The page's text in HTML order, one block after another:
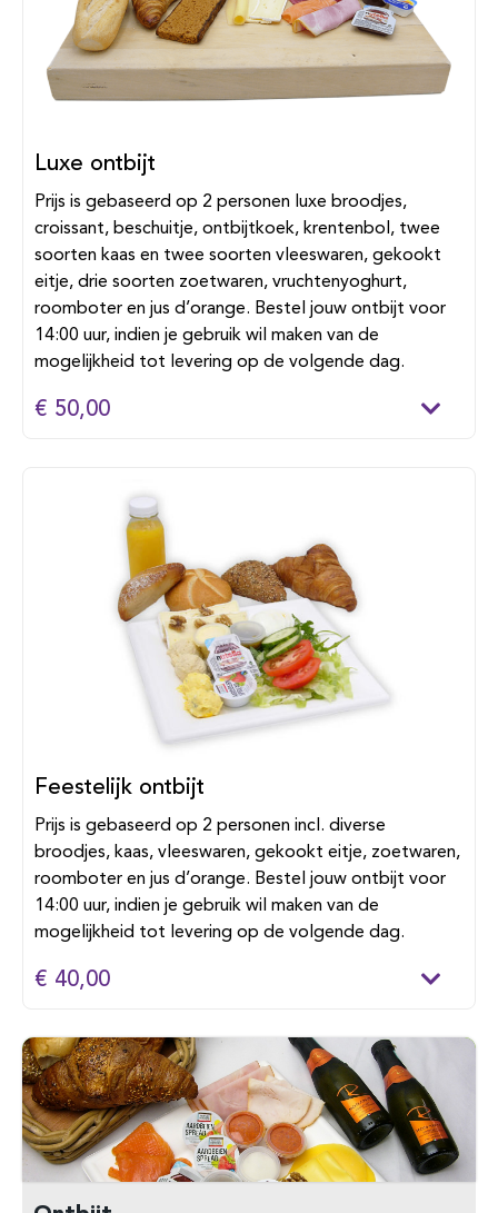
Luxe ontbijt
Prijs is gebaseerd op 2 personen luxe broodjes,
croissant, beschuitje, ontbijtkoek, krentenbol, twee
soorten kaas en twee soorten vleeswaren, gekookt
eitje, drie soorten zoetwaren, vruchtenyoghurt,
roomboter en jus d’orange. Bestel jouw ontbijt voor
14:00 uur, indien je gebruik wil maken van de
mogelijkheid tot levering op de volgende dag.
€ 50,00
Feestelijk ontbijt
Prijs is gebaseerd op 2 personen incl. diverse
broodjes, kaas, vleeswaren, gekookt eitje, zoetwaren,
roomboter en jus d’orange. Bestel jouw ontbijt voor
14:00 uur, indien je gebruik wil maken van de
mogelijkheid tot levering op de volgende dag.
€ 40,00